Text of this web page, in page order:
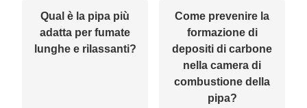
Qual è la pipa più
adatta per fumate
lunghe e rilassanti?
Come prevenire la
formazione di
depositi di carbone
nella camera di
combustione della
pipa?